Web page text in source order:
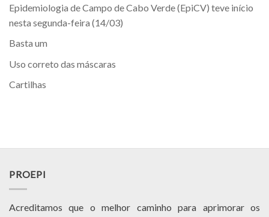
Epidemiologia de Campo de Cabo Verde (EpiCV) teve início
nesta segunda-feira (14/03)
Basta um
Uso correto das máscaras
Cartilhas
PROEPI
Acreditamos que o melhor caminho para aprimorar os